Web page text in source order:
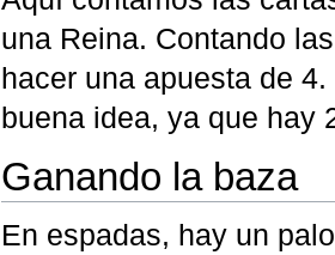
una Reina. Contando
hacer una apuesta de
buena idea, ya que hay
Ganando la baza
En espadas, hay un